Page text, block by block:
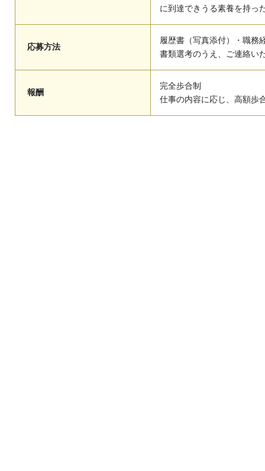
に到達できうる素養を持っ
応募方法
履歴書（写真添付）・職務
書類選考のうえ、ご連絡い
報酬
完全歩合制
仕事の内容に応じ、高額歩